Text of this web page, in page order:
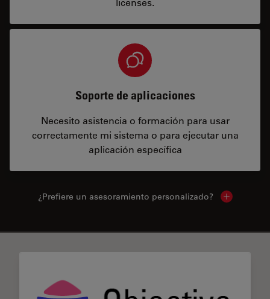
Soporte de aplicaciones
Necesito asistencia o formación para usar
correctamente mi sistema o para ejecutar una
aplicación específica
¿Prefiere un asesoramiento personalizado? Show local